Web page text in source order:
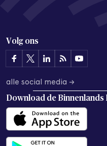
Volg ons
alle social media →
Download de Binnenlands